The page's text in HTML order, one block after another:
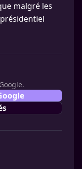
malgré les